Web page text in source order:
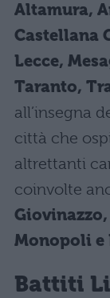
Altamura,
Castellana
Lecce,
Taranto,
all’insegna
città che
altrettanti
coinvolte
Monopoli e
Battiti